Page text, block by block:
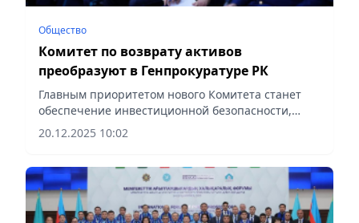
Общество
Комитет по возврату активов
преобразуют в Генпрокуратуре РК
Главным приоритетом нового Комитета станет
обеспечение инвестиционной безопасности,
сообщает Vecher.kz.
20.12.2025 10:02